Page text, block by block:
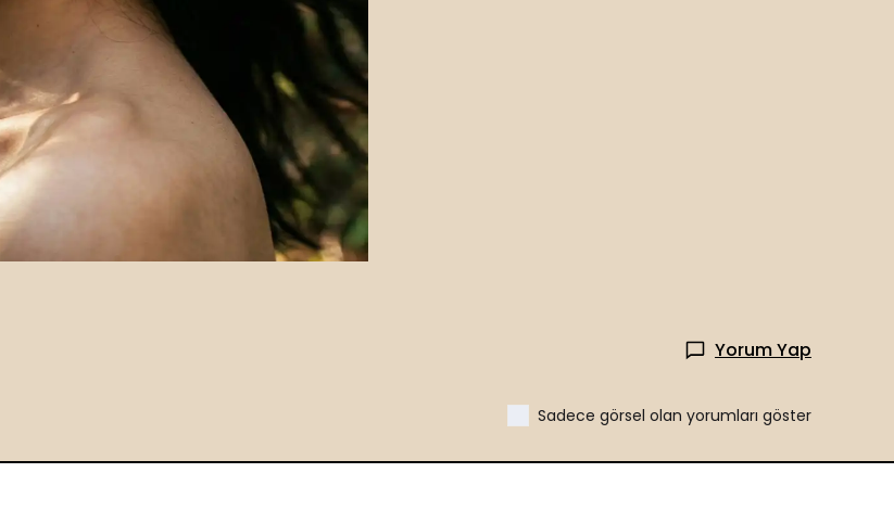
Yorum Yap
Sadece görsel olan yorumları göster